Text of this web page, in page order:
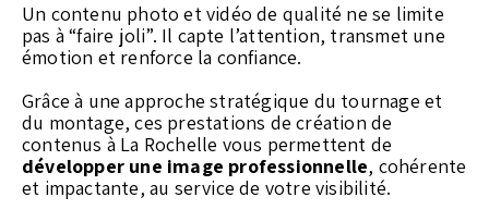
Un contenu photo et vidéo de qualité ne se limite
pas à “faire joli”. Il capte l’attention, transmet une
émotion et renforce la confiance.
Grâce à une approche stratégique du tournage et
du montage, ces prestations de création de
contenus à La Rochelle vous permettent de
développer une image professionnelle, cohérente
et impactante, au service de votre visibilité.